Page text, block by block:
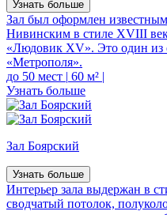
Узнать больше
Зал был оформлен
Нивинским в стиле XVIII
«Людовик XV». Это один из
«Метрополя».
до 50 мест | 60 м² |
Узнать больше
Зал Боярский
Узнать больше
Интерьер зала выдержан в
сводчатый потолок,